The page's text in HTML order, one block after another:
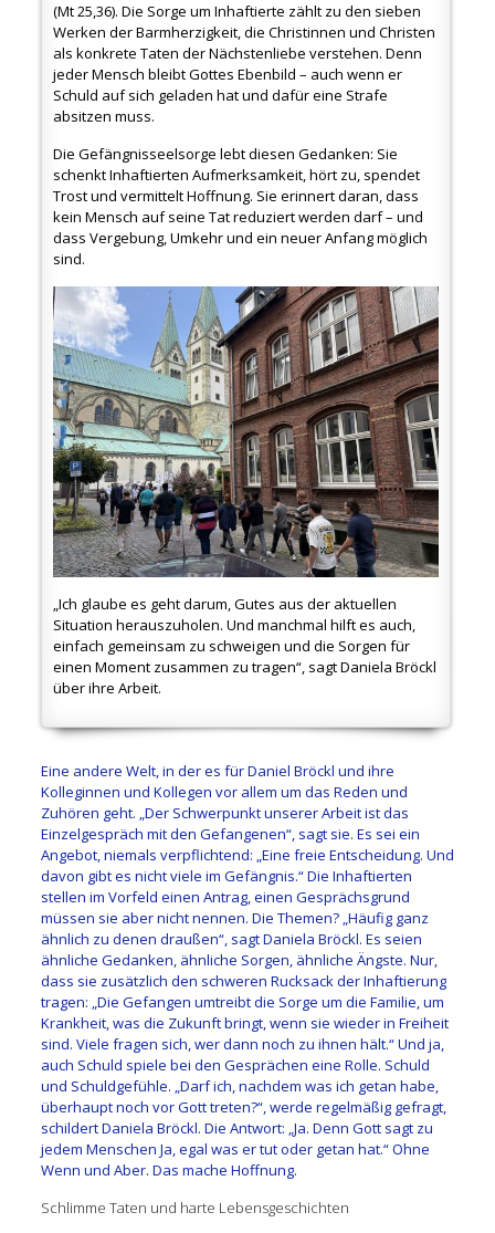
(Mt 25,36). Die Sorge um Inhaftierte zählt zu den sieben
Werken der Barmherzigkeit, die Christinnen und Christen
als konkrete Taten der Nächstenliebe verstehen. Denn
jeder Mensch bleibt Gottes Ebenbild – auch wenn er
Schuld auf sich geladen hat und dafür eine Strafe
absitzen muss.
Die Gefängnisseelsorge lebt diesen Gedanken: Sie
schenkt Inhaftierten Aufmerksamkeit, hört zu, spendet
Trost und vermittelt Hoffnung. Sie erinnert daran, dass
kein Mensch auf seine Tat reduziert werden darf – und
dass Vergebung, Umkehr und ein neuer Anfang möglich
sind.
„Ich glaube es geht darum, Gutes aus der aktuellen
Situation herauszuholen. Und manchmal hilft es auch,
einfach gemeinsam zu schweigen und die Sorgen für
einen Moment zusammen zu tragen“, sagt Daniela Bröckl
über ihre Arbeit.
Eine andere Welt, in der es für Daniel Bröckl und ihre
Kolleginnen und Kollegen vor allem um das Reden und
Zuhören geht. „Der Schwerpunkt unserer Arbeit ist das
Einzelgespräch mit den Gefangenen“, sagt sie. Es sei ein
Angebot, niemals verpflichtend: „Eine freie Entscheidung. Und
davon gibt es nicht viele im Gefängnis.“ Die Inhaftierten
stellen im Vorfeld einen Antrag, einen Gesprächsgrund
müssen sie aber nicht nennen. Die Themen? „Häufig ganz
ähnlich zu denen draußen“, sagt Daniela Bröckl. Es seien
ähnliche Gedanken, ähnliche Sorgen, ähnliche Ängste. Nur,
dass sie zusätzlich den schweren Rucksack der Inhaftierung
tragen: „Die Gefangen umtreibt die Sorge um die Familie, um
Krankheit, was die Zukunft bringt, wenn sie wieder in Freiheit
sind. Viele fragen sich, wer dann noch zu ihnen hält.“ Und ja,
auch Schuld spiele bei den Gesprächen eine Rolle. Schuld
und Schuldgefühle. „Darf ich, nachdem was ich getan habe,
überhaupt noch vor Gott treten?“, werde regelmäßig gefragt,
schildert Daniela Bröckl. Die Antwort: „Ja. Denn Gott sagt zu
jedem Menschen Ja, egal was er tut oder getan hat.“ Ohne
Wenn und Aber. Das mache Hoffnung.
Schlimme Taten und harte Lebensgeschichten